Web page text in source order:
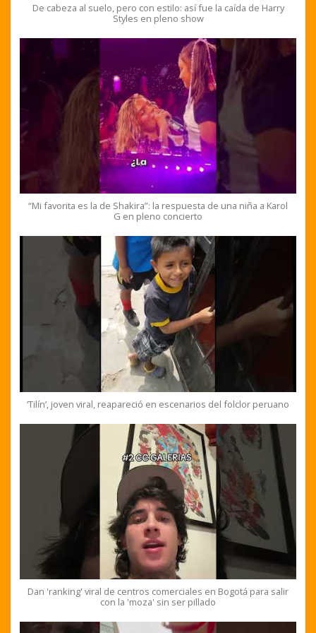
De cabeza al suelo, pero con estilo: así fue la caída de Harry
Styles en pleno show
“Mi favorita es la de Shakira”: la respuesta de una niña a Karol
G en pleno concierto
‘Tilín’, joven viral, reapareció en escenarios del folclor peruano
Dan 'ranking' viral de centros comerciales en Bogotá para salir
con la 'moza' sin ser pillado